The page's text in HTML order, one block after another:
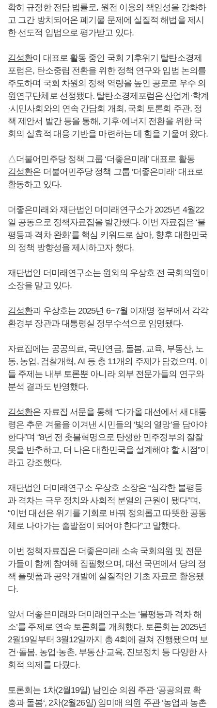
확히 규정한 전담 법률로, 원전 이용의 책임성을 강화하
고 그간 방치되어온 폐기물 문제에 실질적 해법을 제시
한 선도적 입법으로 평가받고 있다.
김성환이 대표로 활동 중인 국회 기후위기 탈탄소경제
포럼은, 탄소중립 전환을 위한 정책 연구와 입법 논의를
주도하며 국회 차원의 정책 역량을 높인 공로로 우수 의
원연구단체로 선정됐다. 탈탄소경제포럼은 산업계·학계
·시민사회와의 연속 간담회 개최, 국회 토론회 주관, 정
책 제안서 발간 등을 통해, 기후·에너지 전환을 위한 국
회의 실효적 대응 기반을 마련하는 데 힘을 기울여 왔다.
△더불어민주당 정책 그룹 ‘더좋은미래’ 대표로 활동
김성환은 더불어민주당 정책 그룹 ‘더좋은미래‘ 대표로
활동하고 있다.
더좋은미래와 재단법인 더미래연구소가 2025년 4월22
일 공동으로 정책자료집을 발간했다. 이번 자료집은 ‘불
평등과 격차 완화’를 핵심 키워드로 삼아, 향후 대한민국
의 정책 방향성을 제시하고자 했다.
재단법인 더미래연구소는 원외의 우상호 전 국회의원이
소장을 맡고 있다.
김성환과 우상호는 2025년 6~7월 이재명 정부에서 각각
환경부 장관과 대통령실 정무수석으로 임명됐다.
자료집에는 공공의료, 국민연금, 돌봄, 교육, 부동산, 노
동, 농업, 검찰개혁, AI 등 총 11개의 주제가 담겼으며, 이
들 주제는 내부 토론뿐 아니라 외부 전문가들의 연구와
분석 결과도 반영했다.
김성환은 자료집 서문을 통해 “다가올 대선에서 새 대통
령은 추운 겨울을 이겨낸 시민들의 ‘빛의 열망’을 담아야
한다”며 “8년 전 촛불혁명으로 탄생한 민주정부의 잘잘
못을 반추하고, 더 나은 대한민국을 설계해야 할 시점”이
라고 강조했다.
재단법인 더미래연구소 우상호 소장은 “심각한 불평등
과 격차는 극우 정치와 사회적 분열의 근원이 됐다”며,
“이번 대선은 위기를 기회로 바꿔 정의롭고 따뜻한 공동
체로 나아가는 출발점이 되어야 한다”고 말했다.
이번 정책자료집은 더좋은미래 소속 국회의원 및 전문
가들이 함께 참여해 집필했으며, 대선 국면에서 당의 정
책 플랫폼과 공약 개발에 실질적인 기초 자료로 활용됐
다.
앞서 더좋은미래와 더미래연구소는 ‘불평등과 격차 해
소’를 주제로 연속 토론회를 개최했다. 토론회는 2025년
2월19일부터 3월12일까지 총 4회에 걸쳐 진행됐으며 보
건·돌봄, 농업·농촌, 부동산·교육, 진보정치 등 다양한 사
회적 의제를 다뤘다.
토론회는 1차(2월19일) 남인순 의원 주관 ‘공공의료 확
충과 돌봄‘, 2차(2월26일) 임미애 의원 주관 ‘농업과 농촌